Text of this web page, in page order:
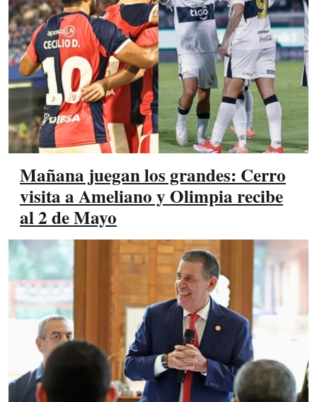
Mañana juegan los grandes: Cerro
visita a Ameliano y Olimpia recibe
al 2 de Mayo